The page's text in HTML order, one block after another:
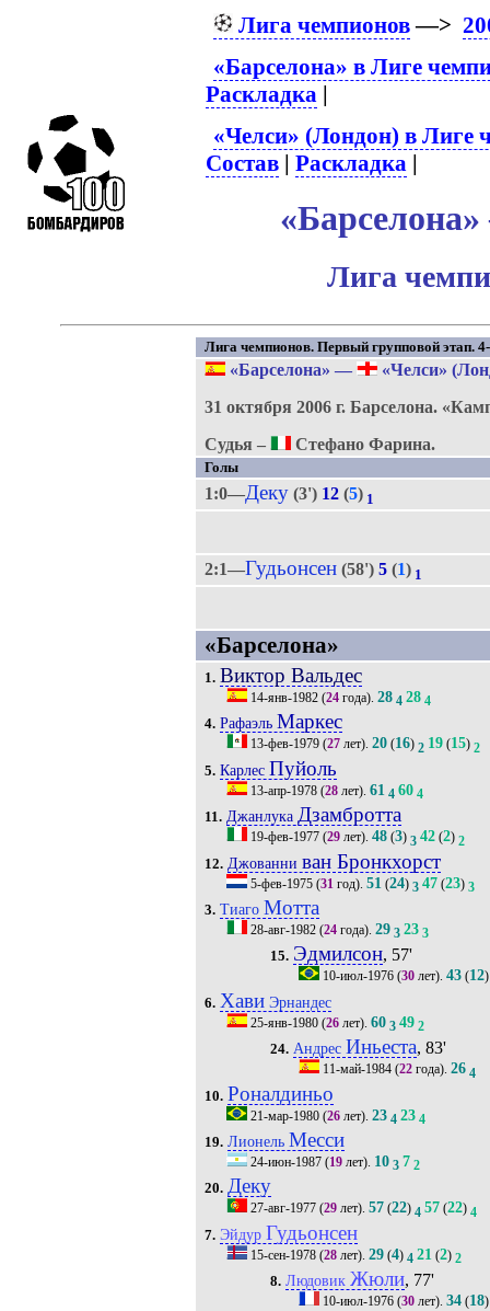
Лига чемпионов—>
«Барселона» в Лиге
Раскладка |
«Челси» (Лондон) в Лиге
Состав |Раскладка |
Лига
Лига чемпионов. Первый групповой этап.
«Барселона» —
«Челси»
31 октября 2006 г. Барселона.
Судья –
Стефано Фарина.
Голы
1:0—Деку(3') 12(5) 1
2:1—Гудьонсен(58') 5(1) 1
«Барселона»
1. Виктор Вальдес
14-янв-1982(24года). 28 4 28 4
4. Рафаэль Маркес
13-фев-1979(27лет). 20(16) 2 19(15) 2
5. Карлес Пуйоль
13-апр-1978(28лет). 61 4 60 4
11. Джанлука Дзамбротта
19-фев-1977(29лет). 48(3) 3 42(2) 2
12. Джованни ван Бронкхорст
5-фев-1975(31 год). 51 (24) 3 47(23) 3
3. Тиаго Мотта
28-авг-1982(24года). 29 3 23 3
15. Эдмилсон, 57'
10-июл-1976 (30 лет).43 (12)
6. ХавиЭрнандес
25-янв-1980(26лет). 60 3 49 2
24. Андрес Иньеста, 83'
11-май-1984 (22 года).26 4
10. Роналдиньо
21-мар-1980(26лет). 23 4 23 4
19. Лионель Месси
24-июн-1987(19лет). 10 3 7 2
20. Деку
27-авг-1977(29лет). 57(22) 4 57(22) 4
7. Эйдур Гудьонсен
15-сен-1978(28лет). 29(4) 4 21 (2) 2
8. Людовик Жюли, 77'
10-июл-1976 (30 лет).34 (18)